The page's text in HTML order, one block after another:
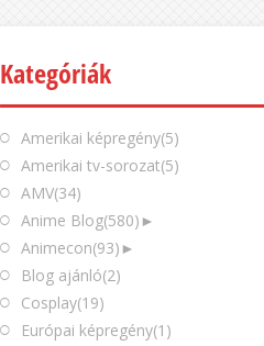
Kategóriák
Amerikai képregény(5)
Amerikai tv-sorozat(5)
AMV(34)
Anime Blog(580) ►
Animecon(93) ►
Blog ajánló(2)
Cosplay(19)
Európai képregény(1)